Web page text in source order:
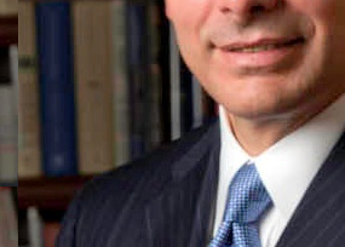
PUNTI VENDITA
CSR